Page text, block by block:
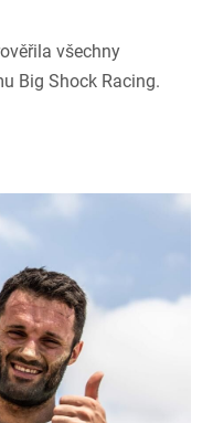
všechny
Big Shock Racing.